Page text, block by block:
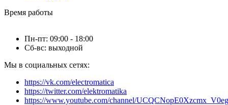
Время работы
Пн-пт: 09:00 - 18:00
Cб-вс: выходной
Мы в социальных сетях:
https://vk.com/electromatica
https://twitter.com/elektromatika
https://www.youtube.com/channel/